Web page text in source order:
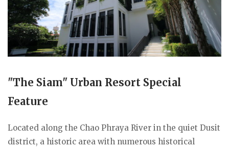
"The Siam" Urban Resort Special
Feature
Located along the Chao Phraya River in the quiet Dusit
district, a historic area with numerous historical